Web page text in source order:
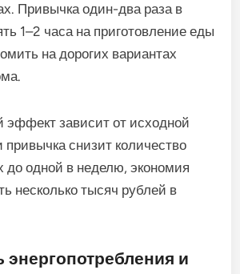
Привычка один-два раза в
1–2 часа на приготовление еды
на дорогих вариантах
эффект зависит от исходной
привычка снизит количество
до одной в неделю, экономия
несколько тысяч рублей в
энергопотребления и